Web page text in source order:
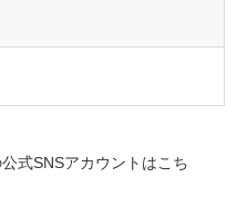
式SNSアカウントはこち